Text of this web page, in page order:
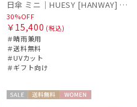
日傘 ミニ｜HUESY [HANWAY] @yucca.mmm様ご紹介アイテム
30%OFF
￥15,400 (税込)
＃晴雨兼用
＃送料無料
＃UVカット
＃ギフト向け